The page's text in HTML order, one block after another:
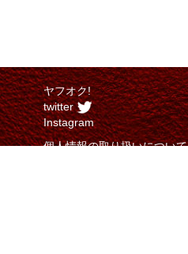
ヤフオク!
twitter
Instagram
個人情報の取り扱いについて